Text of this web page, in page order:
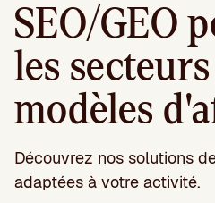
SEO/GEO
les
modèles
Découvrez nos solutions
adaptées à votre activité.